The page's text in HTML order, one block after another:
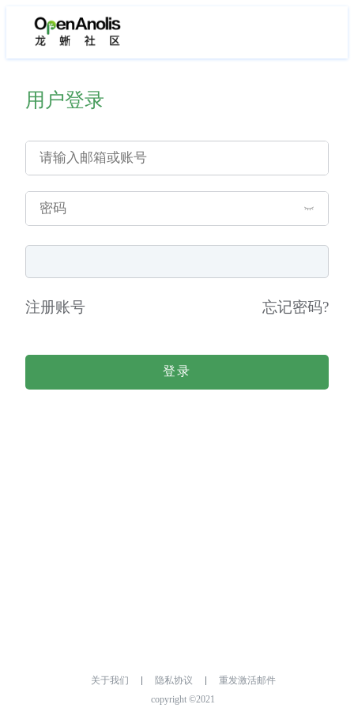
用户登录
注册账号 忘记密码?
登录
关于我们 隐私协议
重发激活邮件
copyright ©2021